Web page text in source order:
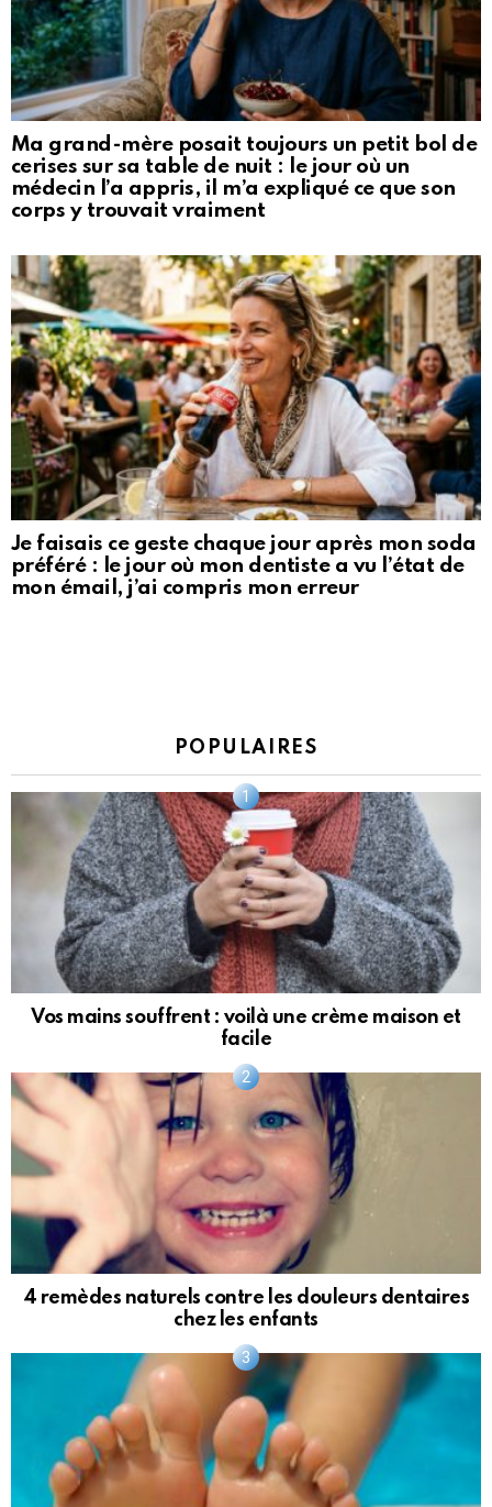
Ma grand-mère posait toujours un petit bol de
cerises sur sa table de nuit : le jour où un
médecin l’a appris, il m’a expliqué ce que son
corps y trouvait vraiment
Je faisais ce geste chaque jour après mon soda
préféré : le jour où mon dentiste a vu l’état de
mon émail, j’ai compris mon erreur
POPULAIRES
Vos mains souffrent : voilà une crème maison et
facile
4 remèdes naturels contre les douleurs dentaires
chez les enfants